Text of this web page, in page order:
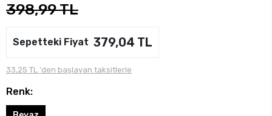
398,99 TL
Sepetteki Fiyat 379,04 TL
33,25 TL 'den başlayan taksitlerle
Renk: